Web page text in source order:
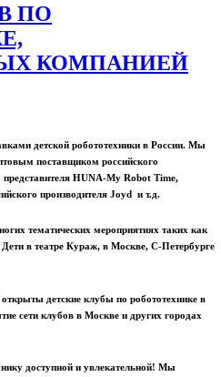
ПО
КОМПАНИЕЙ
детской робототехники в России. Мы
поставщиком российского
HUNA-My Robot Time,
производителя Joyd и т.д.
тематических мероприятиях таких как
в театре Кураж, в Москве, С-Петербурге
детские клубы по робототехнике в
сети клубов в Москве и других городах
доступной и увлекательной! Мы